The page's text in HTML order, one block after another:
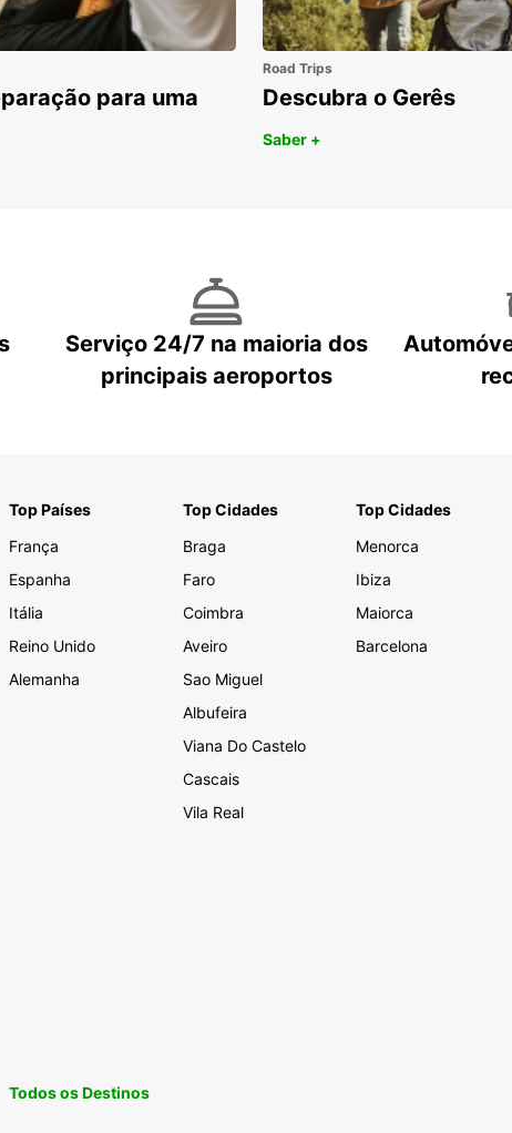
para uma
Road Trips
Descubra o Gerês
Saber +
Serviço 24/7 na maioria dos
principais aeroportos
Top Países
França
Espanha
Itália
Reino Unido
Alemanha
Top Cidades
Braga
Faro
Coimbra
Aveiro
Sao Miguel
Albufeira
Viana Do Castelo
Cascais
Vila Real
Top Cidades
Menorca
Ibiza
Maiorca
Barcelona
Todos os Destinos